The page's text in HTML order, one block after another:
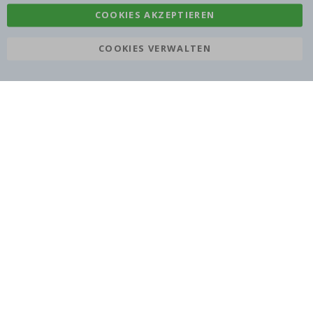
COOKIES AKZEPTIEREN
COOKIES VERWALTEN